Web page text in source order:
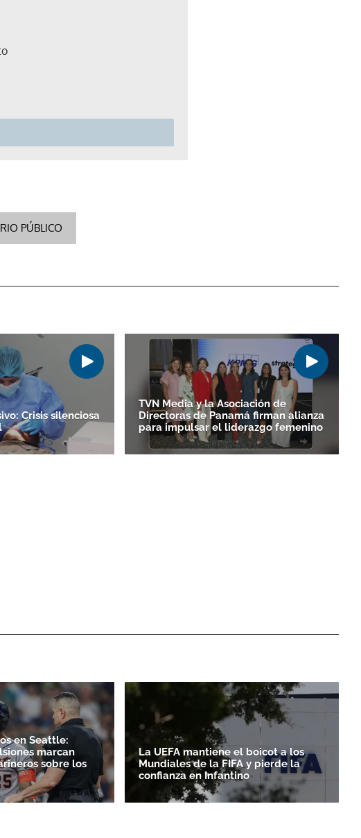
PÚBLICO
Crisis silenciosa
TVN Media y la Asociación de
Directoras de Panamá firman alianza
para impulsar el liderazgo femenino
en Seattle:
marcan
sobre los
La UEFA mantiene el boicot a los
Mundiales de la FIFA y pierde la
confianza en Infantino